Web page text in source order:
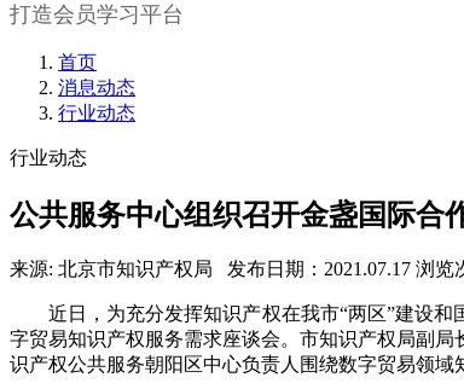
打造会员学习平台
首页
消息动态
行业动态
行业动态
公共服务中心组织召开金盏国际合
来源: 北京市知识产权局 发布日期：2021.07.17 浏览
近日，为充分发挥知识产权在我市“两区”建设
字贸易知识产权服务需求座谈会。市知识产权局副
识产权公共服务朝阳区中心负责人围绕数字贸易领域